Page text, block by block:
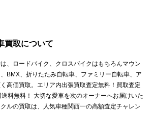
買取について
、ロードバイク、クロスバイクはもちろんマウン
BMX、折りたたみ自転車、ファミリー自転車、ア
高価買取。エリア内出張買取査定無料！買取査定
料無料！ 大切な愛車を次のオーナーへお届けいた
ルの買取は、人気車種関西一の高額査定チャレン